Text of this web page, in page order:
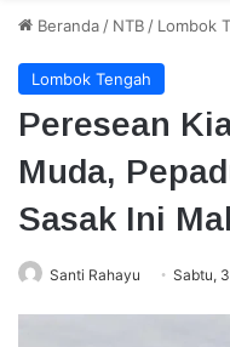
Beranda / NTB / Lombok
Lombok Tengah
Peresean
Muda,
Sasak Ini
Santi Rahayu Sabtu,